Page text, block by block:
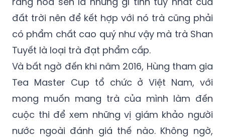
đất trời nên để kết hợp với nó trà cũng phải
có phẩm chất cao quý như vậy mà trà Shan
Tuyết là loại trà đạt phẩm cấp.
Và bất ngờ đến khi năm 2016, Hùng tham gia
Tea Master Cup tổ chức ở Việt Nam, với
mong muốn mang trà của mình làm đến
cuộc thi để xem những vị giám khảo người
nước ngoài đánh giá thế nào. Không ngờ,